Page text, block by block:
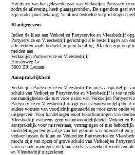
Het risico van het geleverde gaat van Verkoeijen Partyservice
zodra de aflevering heeft plaatsgevonden. De eigendom gaat
zijn onder punt betaling, 1e alinea bedoelde verplichtingen
Klantgegevens
Indien de klant aan Verkoeijen Partyservice en Vleesbedrijf
Partyservice en Vleesbedrijf gerechtigd alle bestellingen aan
alle rechten zoals bedoeld in punt betaling. Klanten zijn
melden aan
Verkoeijen Partyservice en Vleesbedrijf,
Horsterweg 1a
5809 ER Leunen
Aansprakelijkheid
Verkoeijen Partyservice en Vleesbedrijf is niet aansprakelijk
schuld van Verkoeijen Partyservice en Vleesbedrijf is toe te
omstandigheden die niet voor risico van Verkoeijen
Partyservice en Vleesbedrijf draagt geen verantwoordelijkheid
andere vormen van voorlichtingsmaterialen voor zover onder
uitgegeven. Voor handelingen en/of tekortkomingen van
Vleesbedrijf eveneens geen verantwoordelijkheid. Verkoeijen
aansprakelijk voor misverstaan, vertragingen of niet behoorlijk
mededelingen ten gevolge van het gebruik van Internet of
verkeer tussen de klant en Verkoeijen Partyservice en
mocht zijn van opzet of grove schuld van Verkoeijen
voor schade waartegen de klant reeds is verzekerd wordt ten
en Vleesbedrijf uitgesloten.